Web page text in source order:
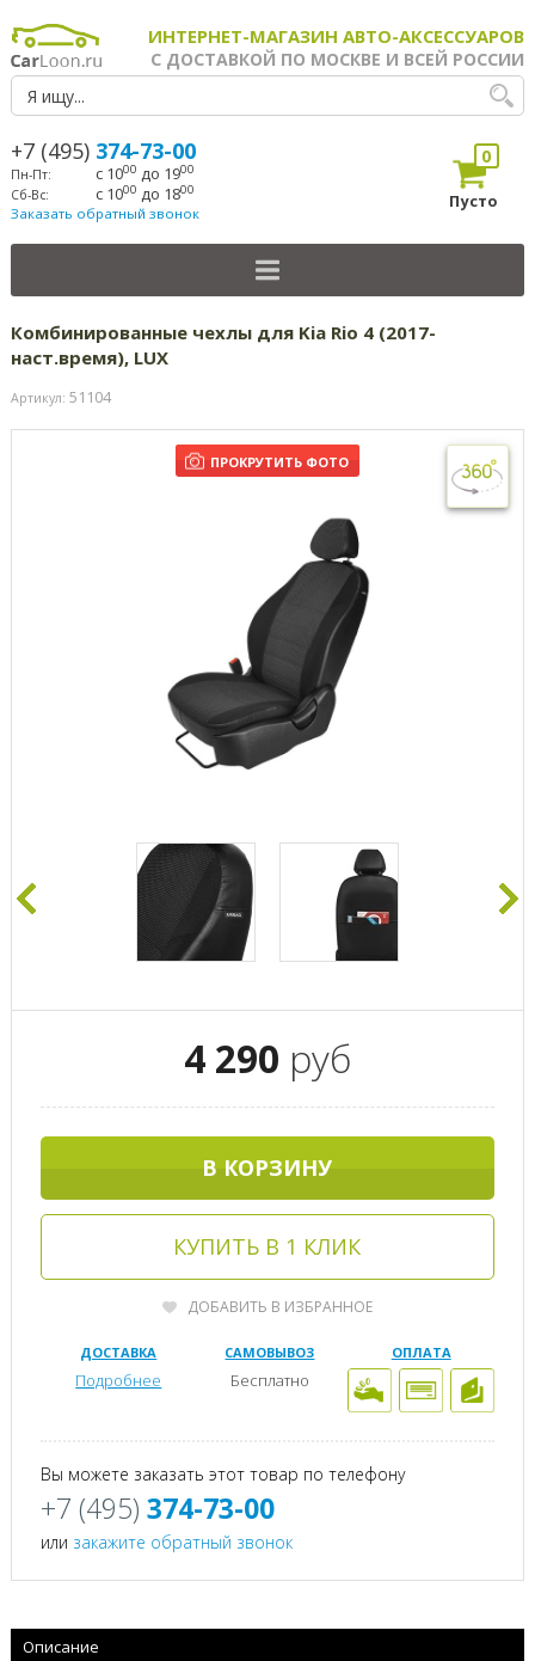
ИНТЕРНЕТ-МАГАЗИН АВТО-АКСЕССУАРОВ
С ДОСТАВКОЙ ПО МОСКВЕ И ВСЕЙ РОССИИ
+7 (495) 374-73-00
Пн-Пт: с 1000 до 1900
Сб-Вс: с 1000 до 1800
Заказать обратный звонок
0
Пусто
Комбинированные чехлы для Kia Rio 4 (2017-
наст.время), LUX
Артикул: 51104
ПРОКРУТИТЬ ФОТО
4 290 руб
В КОРЗИНУ
КУПИТЬ В 1 КЛИК
ДОБАВИТЬ В ИЗБРАННОЕ
ДОСТАВКА
Подробнее
САМОВЫВОЗ
Бесплатно
ОПЛАТА
Вы можете заказать этот товар по телефону
+7 (495) 374-73-00
или закажите обратный звонок
Описание